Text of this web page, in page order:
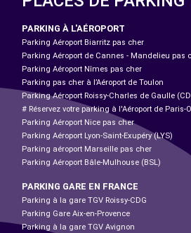
PARKING À L'AÉROPORT
Parking Aéroport Biarritz pas cher
Parking Aéroport de Cannes - Mandelieu pas
Parking Aéroport Nîmes pas cher
Parking pas cher à l’Aéroport de Toulon
Parking Aéroport Roissy-Charles de Gaulle
# Réservez votre parking à l'Aéroport de Paris-
Parking Aéroport Nice pas cher
Parking Aéroport Lyon-Saint-Exupéry (LYS)
Parking aéroport Marseille pas cher
Parking Aéroport Bâle-Mulhouse (BSL)
PARKING GARE EN FRANCE
Parking à la gare TGV Roissy-CDG
Parking Gare Aix-en-Provence
Parking à la gare TGV Avignon